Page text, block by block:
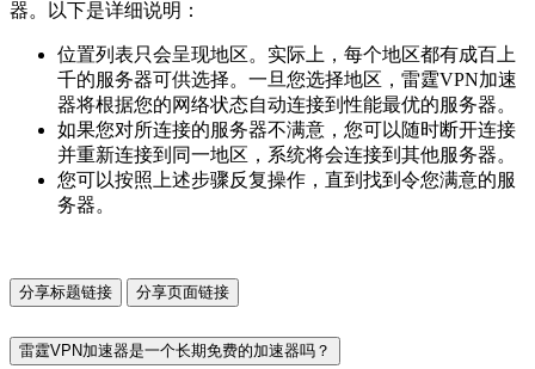
器。以下是详细说明：
位置列表只会呈现地区。实际上，每个地区都有成百上
千的服务器可供选择。一旦您选择地区，雷霆VPN加速
器将根据您的网络状态自动连接到性能最优的服务器。
如果您对所连接的服务器不满意，您可以随时断开连接
并重新连接到同一地区，系统将会连接到其他服务器。
您可以按照上述步骤反复操作，直到找到令您满意的服
务器。
分享标题链接 分享页面链接
雷霆VPN加速器是一个长期免费的加速器吗？